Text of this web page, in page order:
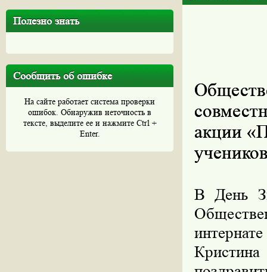
Полезно знать
Сообщить об ошибке
На сайте работает система проверки
ошибок. Обнаружив неточность в
тексте, выделите ее и нажмите Ctrl +
Enter.
акции
В День